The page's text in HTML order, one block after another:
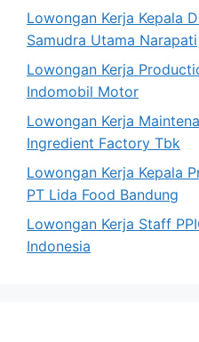
Lowongan Kerja Kepala
Samudra Utama Narapati
Lowongan Kerja
Indomobil Motor
Lowongan Kerja
Ingredient Factory Tbk
Lowongan Kerja Kepala
PT Lida Food Bandung
Lowongan Kerja Staff
Indonesia